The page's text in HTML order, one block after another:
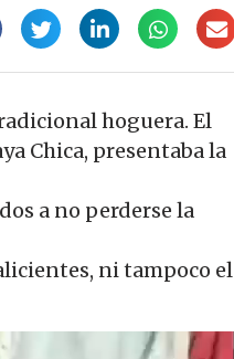
hoguera. El
Chica, presentaba la
a no perderse la
ni tampoco el